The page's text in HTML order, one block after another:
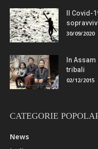
Il Covid-
30/09/2020
In
tribali
02/12/2015
CATEGORIE
News